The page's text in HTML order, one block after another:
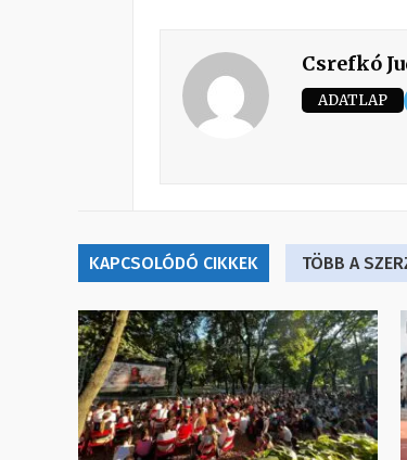
Csrefkó
ADATLAP
KAPCSOLÓDÓ CIKKEK TÖBB A